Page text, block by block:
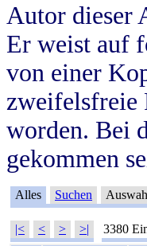
Autor dieser
Er weist auf
von einer
zweifelsfreie
worden. Bei
gekommen
Alles Suchen
|< < > >| 3380